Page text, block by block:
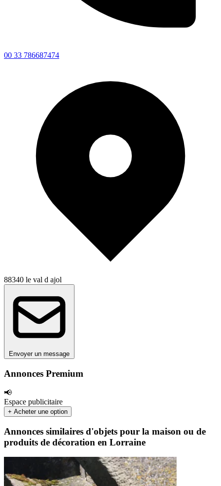
Annonces Premium
📢
Espace publicitaire
+ Acheter une option
00 33 786687474
88340 le val d ajol
Envoyer un message
Annonces similaires d'objets pour la maison ou de
produits de décoration en Lorraine